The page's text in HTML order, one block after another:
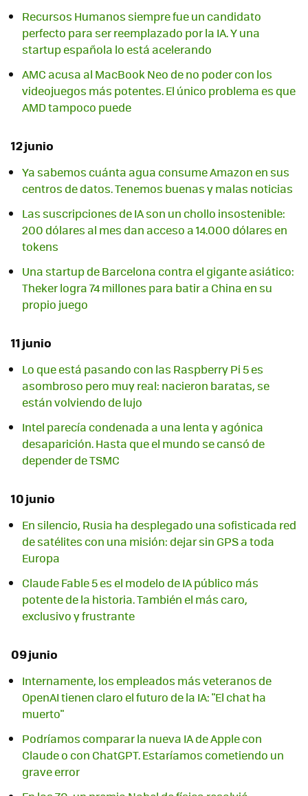
Recursos Humanos siempre fue un candidato
perfecto para ser reemplazado por la IA. Y una
startup española lo está acelerando
AMC acusa al MacBook Neo de no poder con los
videojuegos más potentes. El único problema es que
AMD tampoco puede
12 junio
Ya sabemos cuánta agua consume Amazon en sus
centros de datos. Tenemos buenas y malas noticias
Las suscripciones de IA son un chollo insostenible:
200 dólares al mes dan acceso a 14.000 dólares en
tokens
Una startup de Barcelona contra el gigante asiático:
Theker logra 74 millones para batir a China en su
propio juego
11 junio
Lo que está pasando con las Raspberry Pi 5 es
asombroso pero muy real: nacieron baratas, se
están volviendo de lujo
Intel parecía condenada a una lenta y agónica
desaparición. Hasta que el mundo se cansó de
depender de TSMC
10 junio
En silencio, Rusia ha desplegado una sofisticada red
de satélites con una misión: dejar sin GPS a toda
Europa
Claude Fable 5 es el modelo de IA público más
potente de la historia. También el más caro,
exclusivo y frustrante
09 junio
Internamente, los empleados más veteranos de
OpenAI tienen claro el futuro de la IA: "El chat ha
muerto"
Podríamos comparar la nueva IA de Apple con
Claude o con ChatGPT. Estaríamos cometiendo un
grave error